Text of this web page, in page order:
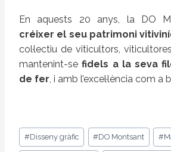
En aquests 20 anys, la DO
créixer el seu patrimoni
col·lectiu de viticultors,
mantenint-sefidels a la seva
de fer , i amb l’excel·lència com a
Etiquetes
d'entrada
#Disseny gràfic #DO Montsant #